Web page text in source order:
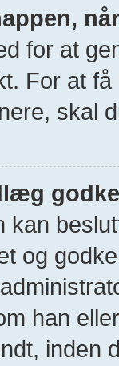
for at
For at
skal
kan
og
han
inden